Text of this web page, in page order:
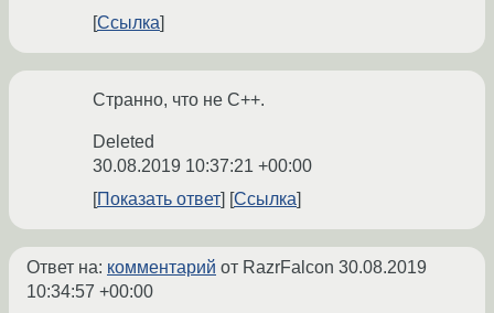
Ссылка
Странно, что не C++.
Deleted
30.08.2019 10:37:21 +00:00
Показать ответ
Ссылка
Ответ на: комментарий от RazrFalcon 30.08.2019
10:34:57 +00:00